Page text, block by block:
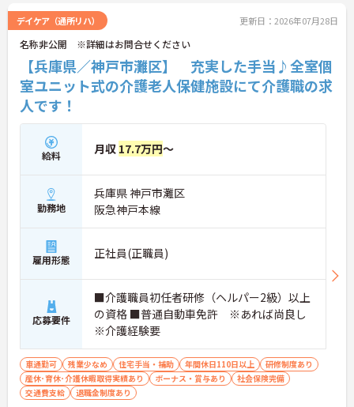
でキャリアアップも可能◎
ご興味がある方は是非一度マイナビまでお問合せく
ださい！！
デイケア（通所リハ） 更新日：2026年07月28日
名称非公開 ※詳細はお問合せください
【兵庫県／神戸市灘区】 充実した手当♪全室個
室ユニット式の介護老人保健施設にて介護職の求
人です！
給料 月収 17.7万円～
勤務地
兵庫県 神戸市灘区
阪急神戸本線
雇用形態 正社員(正職員)
応募要件
■介護職員初任者研修（ヘルパー2級）以上
の資格 ■普通自動車免許 ※あれば尚良し
※介護経験要
車通勤可 残業少なめ 住宅手当・補助 年間休日110日以上
研修制度あり
産休･育休･介護休暇取得実績あり
ボーナス・賞与あり
社会保険完備
交通費支給
退職金制度あり